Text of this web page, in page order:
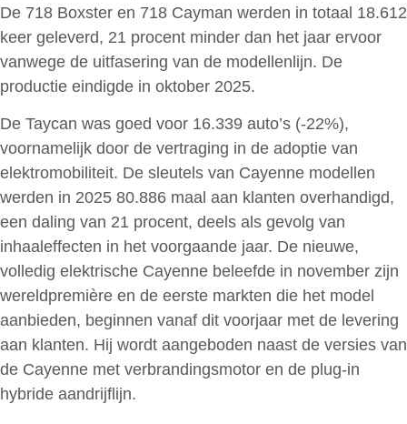
De 718 Boxster en 718 Cayman werden in totaal 18.612
keer geleverd, 21 procent minder dan het jaar ervoor
vanwege de uitfasering van de modellenlijn. De
productie eindigde in oktober 2025.
De Taycan was goed voor 16.339 auto’s (-22%),
voornamelijk door de vertraging in de adoptie van
elektromobiliteit. De sleutels van Cayenne modellen
werden in 2025 80.886 maal aan klanten overhandigd,
een daling van 21 procent, deels als gevolg van
inhaaleffecten in het voorgaande jaar. De nieuwe,
volledig elektrische Cayenne beleefde in november zijn
wereldpremière en de eerste markten die het model
aanbieden, beginnen vanaf dit voorjaar met de levering
aan klanten. Hij wordt aangeboden naast de versies van
de Cayenne met verbrandingsmotor en de plug-in
hybride aandrijflijn.